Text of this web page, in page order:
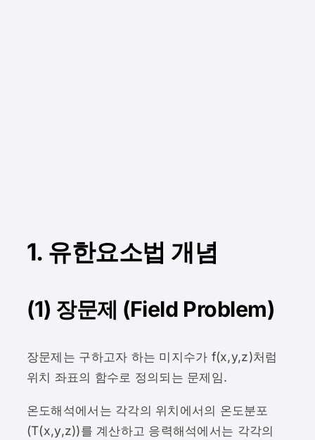
1. 유한요소법 개념
(1) 장문제 (Field Problem)
장문제는 구하고자 하는 미지수가 f(x,y,z)처럼
위치 좌표의 함수로 정의되는 문제임.
온도해석에서는 각각의 위치에서의 온도분포
(T(x,y,z))를 계산하고 응력해석에서는 각각의